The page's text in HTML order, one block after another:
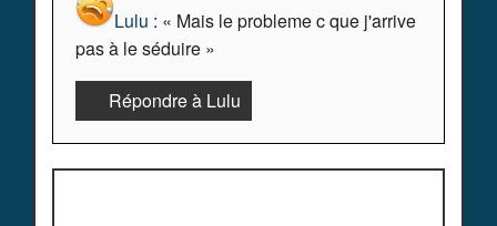
Lulu : « Mais le probleme c que j'arrive
pas à le séduire »
Répondre à Lulu